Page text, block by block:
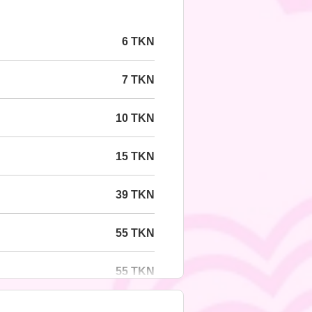
6 TKN
7 TKN
10 TKN
15 TKN
39 TKN
55 TKN
55 TKN